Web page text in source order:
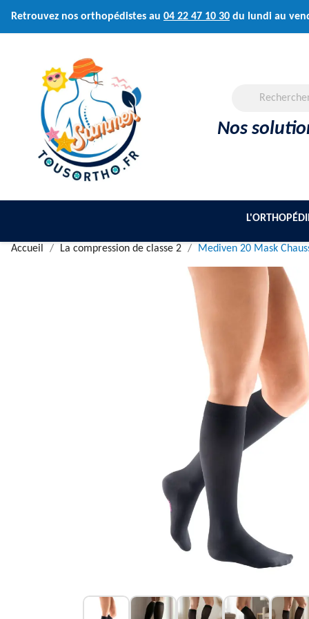
Retrouvez nos orthopédistes au 04 22 47 10 30 du lundi au
Nos
Accueil La compression de classe 2 Mediven 20 Mask